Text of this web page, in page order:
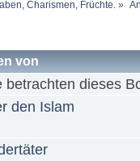
Charismen, Früchte. »
von
dieses
den Islam